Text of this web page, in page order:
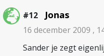
#12 Jonas
16 december 2009 ,
Sander je zegt